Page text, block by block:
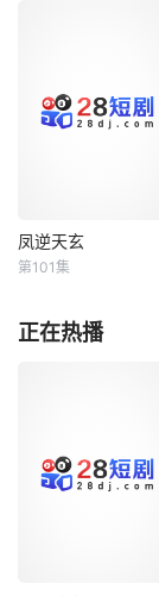
凤逆天玄
凤逆天玄
第101集
正在热播